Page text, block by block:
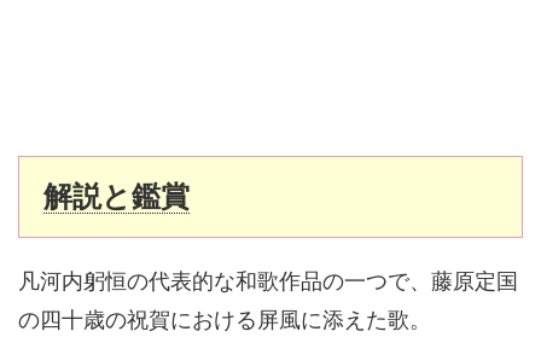
解説と鑑賞
凡河内躬恒の代表的な和歌作品の一つで、藤原定国
の四十歳の祝賀における屏風に添えた歌。